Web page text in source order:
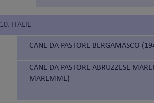
10. ITALIE
CANE DA PASTORE BERGAMASCO
CANE DA PASTORE ABRUZZESE
MAREMME)